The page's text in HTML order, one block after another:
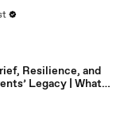
Resilience, and
Legacy | What